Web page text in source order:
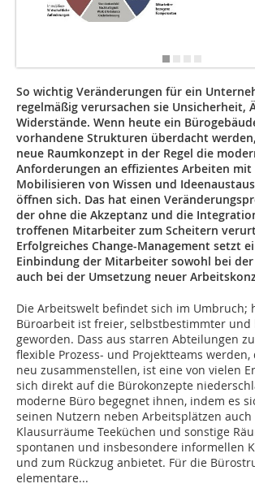
So wichtig Veränderungen für ein
regelmäßig ­verursachen sie Unsicherheit,
Widerstände. Wenn heute ein
vorhandene Strukturen überdacht
neue Raumkonzept in der Regel die
Anforderungen an effizientes Arbeiten mit
Mobilisieren von Wissen und
öffnen sich. Das hat einen
der ohne die Akzeptanz und die
troffenen Mitarbeiter zum Scheitern
Erfolgreiches Change-­Management setzt
Einbindung der Mitarbeiter sowohl bei
auch bei der Umsetzung neuer
Die Arbeitswelt befindet sich im Umbruch;
Büroarbeit ist freier, selbstbestimmter und
geworden. Dass aus starren Abteilungen
flexible Prozess- und Projektteams
neu zusammenstellen, ist eine von vielen
sich direkt auf die Bürokonzepte
moderne Büro begegnet ihnen, indem es
seinen Nutzern neben Arbeitsplätzen auch
Klausurräume Teeküchen und sonstige
spontanen und insbesondere informellen
und zum Rückzug anbietet. Für die
elementare...